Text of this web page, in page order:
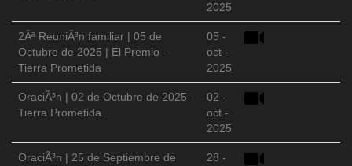
2025
2Âª ReuniÃ³n familiar | 05 de
Octubre de 2025 | El Premio -
Tierra Prometida
05 -
oct -
2025
OraciÃ³n | 02 de Octubre de 2025 -
Tierra Prometida
02 -
oct -
2025
OraciÃ³n | 25 de Septiembre de
28 -